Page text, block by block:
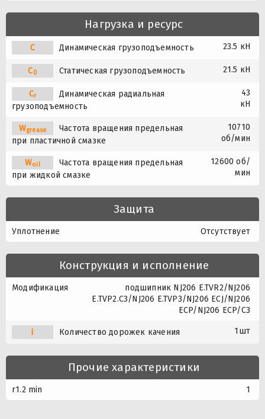
Нагрузка и ресурс
C Динамическая грузоподъемность 23.5 кН
C0 Статическая грузоподъемность 21.5 кН
Cr
Динамическая радиальная
грузоподъемность
43
кН
Wgrease
Частота вращения предельная
при пластичной смазке
10710
об/мин
Woil
Частота вращения предельная
при жидкой смазке
12600 об/
мин
Защита
Уплотнение Отсутствует
Конструкция и исполнение
Модификация
подшипник NJ206 E.TVR2/NJ206
E.TVP2.C3/NJ206 E.TVP3/NJ206 ECJ/NJ206
ECP/NJ206 ECP/C3
i Количество дорожек качения 1шт
Прочие характеристики
r1.2 min 1